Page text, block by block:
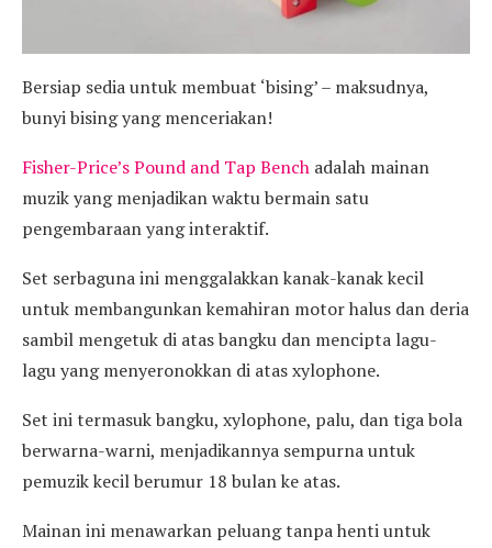
Bersiap sedia untuk membuat ‘bising’ – maksudnya,
bunyi bising yang menceriakan!
Fisher-Price’s Pound and Tap Bench adalah mainan
muzik yang menjadikan waktu bermain satu
pengembaraan yang interaktif.
Set serbaguna ini menggalakkan kanak-kanak kecil
untuk membangunkan kemahiran motor halus dan deria
sambil mengetuk di atas bangku dan mencipta lagu-
lagu yang menyeronokkan di atas xylophone.
Set ini termasuk bangku, xylophone, palu, dan tiga bola
berwarna-warni, menjadikannya sempurna untuk
pemuzik kecil berumur 18 bulan ke atas.
Mainan ini menawarkan peluang tanpa henti untuk